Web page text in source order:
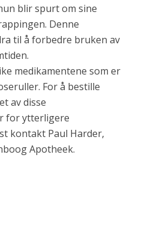
blir spurt om sine
Denne
til å forbedre bruken av
medikamentene som er
For å bestille
av disse
for ytterligere
kontakt Paul Harder,
Apotheek.